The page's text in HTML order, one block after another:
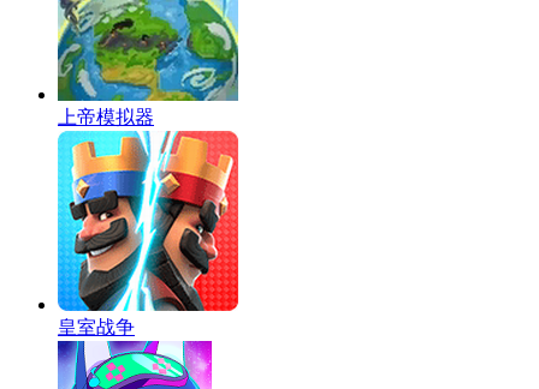
上帝模拟器
皇室战争